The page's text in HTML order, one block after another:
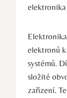
elektronů
systémů.
složité
zařízení.